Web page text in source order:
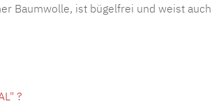
Baumwolle, ist bügelfrei und weist
?